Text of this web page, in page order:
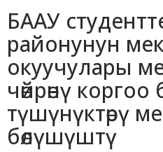
БААУ
районунун
окуучулары
чөйрөнү
түшүнүктөрү
бөлүшүштү